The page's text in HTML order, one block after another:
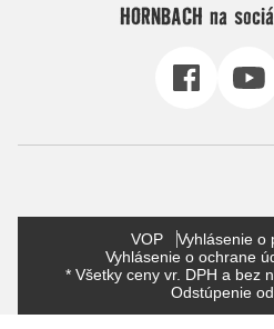
HORNBACH na
VOP
Vyhlásenie o
Vyhlásenie o ochrane
* Všetky ceny vr. DPH a bez
Odstúpenie